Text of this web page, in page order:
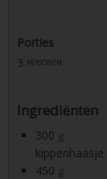
Porties
3 personen
Ingrediënten
300 g
kippenhaasje
450 g